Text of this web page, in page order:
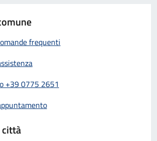
frequenti
+39 0775 2651
città